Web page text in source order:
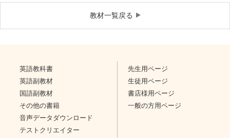
教材一覧戻る
英語教科書
英語副教材
国語副教材
その他の書籍
音声データダウンロード
テストクリエイター
先生用ページ
生徒用ページ
書店様用ページ
一般の方用ページ